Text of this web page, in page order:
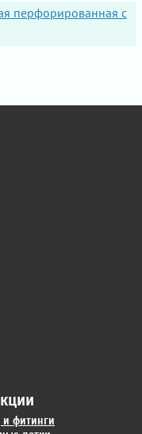
перфорированная с
фитинги